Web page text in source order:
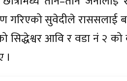
गरिएको सुवेदीले राससलाई
सिद्धेश्वर आवि र वडा नं २
।